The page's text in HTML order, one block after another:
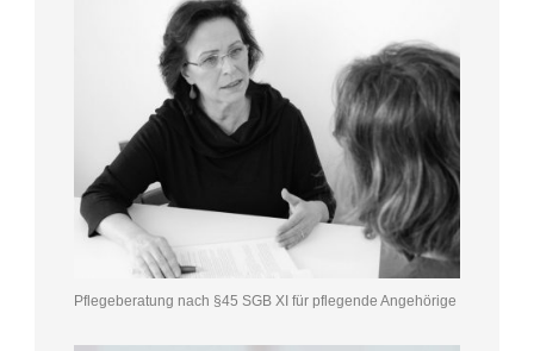
Pflegeberatung nach §45 SGB XI für pflegende Angehörige